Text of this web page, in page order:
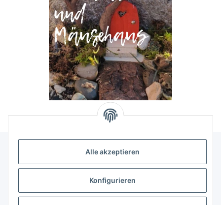
Alle akzeptieren
Konfigurieren
Allgemeine Informationen
Rechtliche Infomationen